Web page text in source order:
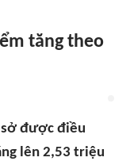
tăng theo
được điều
lên 2,53 triệu